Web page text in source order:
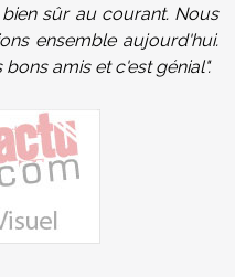
sûr au courant. Nous
ensemble aujourd'hui.
amis et c'est génial".